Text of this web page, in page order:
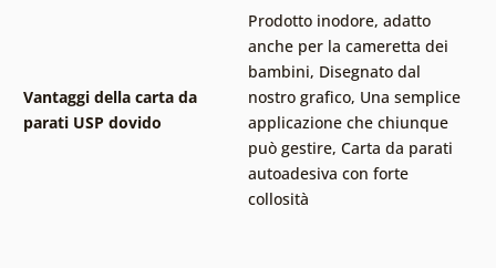
Vantaggi della carta da
parati USP dovido
Prodotto inodore, adatto
anche per la cameretta dei
bambini, Disegnato dal
nostro grafico, Una semplice
applicazione che chiunque
può gestire, Carta da parati
autoadesiva con forte
collosità